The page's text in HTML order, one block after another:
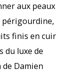
aux peaux
périgourdine,
finis en cuir
du luxe de
Damien